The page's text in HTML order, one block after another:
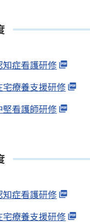
知症看護研修
宅療養支援研修
堅看護師研修
知症看護研修
宅療養支援研修